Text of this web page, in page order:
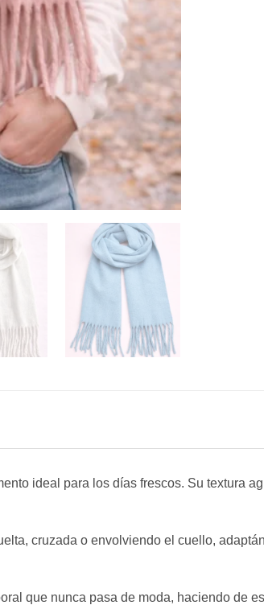
ideal para los días frescos. Su textura
cruzada o envolviendo el cuello,
que nunca pasa de moda, haciendo de